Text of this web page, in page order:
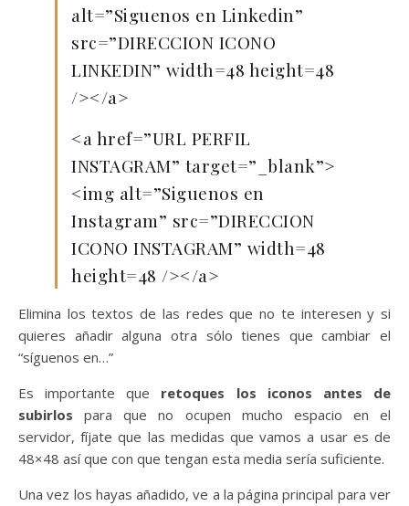
alt=”Siguenos en Linkedin”
src=”DIRECCION ICONO
LINKEDIN” width=48 height=48
/></a>
<a href=”URL PERFIL
INSTAGRAM” target=”_blank”>
<img alt=”Siguenos en
Instagram” src=”DIRECCION
ICONO INSTAGRAM” width=48
height=48 /></a>
Elimina los textos de las redes que no te interesen y si
quieres añadir alguna otra sólo tienes que cambiar el
“síguenos en…”
Es importante que retoques los iconos antes de
subirlos para que no ocupen mucho espacio en el
servidor, fíjate que las medidas que vamos a usar es de
48×48 así que con que tengan esta media sería suficiente.
Una vez los hayas añadido, ve a la página principal para ver